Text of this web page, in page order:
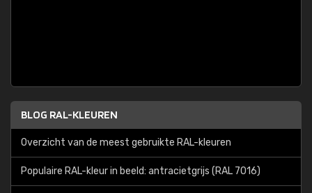
BLOG RAL-KLEUREN
Overzicht van de meest gebruikte RAL-kleuren
Populaire RAL-kleur in beeld: antracietgrijs (RAL 7016)